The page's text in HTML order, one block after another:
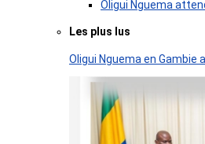
Oligui Nguema
Les plus lus
Oligui Nguema en Gambie